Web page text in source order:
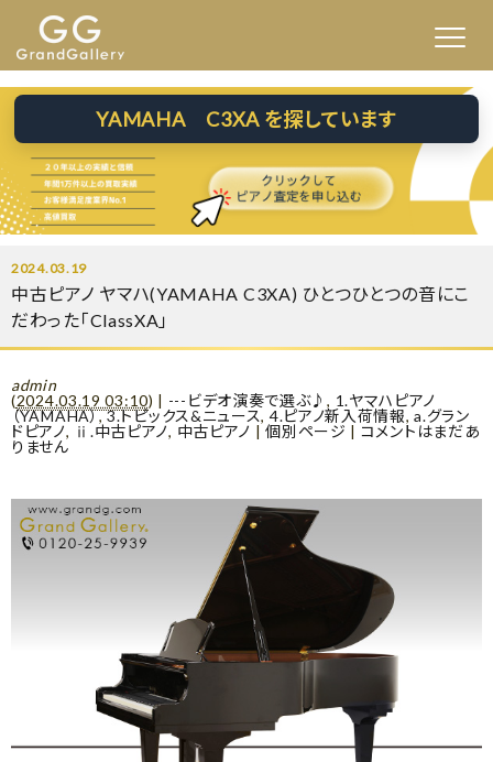
YAMAHA C3XA を探しています
2024.03.19
中古ピアノ ヤマハ(YAMAHA C3XA) ひとつひとつの音にこ
だわった「ClassXA」
admin
(2024.03.19 03:10) | ---ビデオ演奏で選ぶ♪, 1.ヤマハピアノ
（YAMAHA）,3.トピックス&ニュース, 4.ピアノ新入荷情報,a.グラン
ドピアノ, ⅱ.中古ピアノ, 中古ピアノ |個別ページ | コメントはまだあ
りません